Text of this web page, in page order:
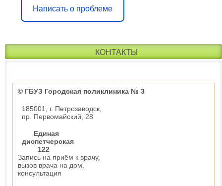
Написать о проблеме
КОНТАКТЫ
© ГБУЗ Городская поликлиника № 3
185001, г. Петрозаводск,
пр. Первомайский, 28
Единая
диспетчерская
122
Запись на приём к врачу,
вызов врача на дом,
консультация